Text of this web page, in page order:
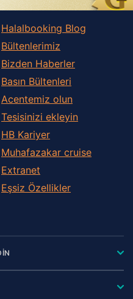
Halalbooking Blog
Bültenlerimiz
Bizden Haberler
Basın Bültenleri
Acentemiz olun
Tesisinizi ekleyin
HB Kariyer
Muhafazakar сruise
Extranet
Eşsiz Özellikler